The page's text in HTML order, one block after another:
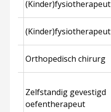
(Kinder)fysiotherapeut
(Kinder)fysiotherapeut
Orthopedisch chirurg
Zelfstandig gevestigd
oefentherapeut